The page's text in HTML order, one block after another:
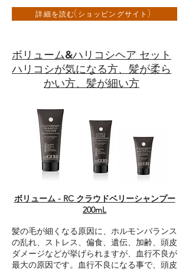
詳細を読む(ショッピングサイト)
ボリューム&ハリコシヘア セット
ハリコシが気になる方、髪が柔ら
かい方、髪が細い方
ボリューム - RC クラウドベリーシャンプー
200mL
髪の毛が細くなる原因に、ホルモンバランス
の乱れ、ストレス、偏食、遺伝、加齢、頭皮
ダメージなどが挙げられますが、血行不良が
最大の原因です。血行不良になる事で、頭皮